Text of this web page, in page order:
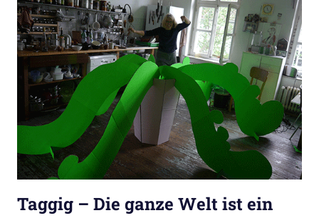
Taggig – Die ganze Welt ist ein